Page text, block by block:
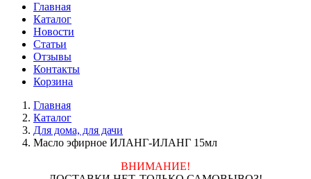
Главная
Каталог
Новости
Статьи
Отзывы
Контакты
Корзина
Главная
Каталог
Для дома, для дачи
Масло эфирное ИЛАНГ-ИЛАНГ 15мл
ВНИМАНИЕ!